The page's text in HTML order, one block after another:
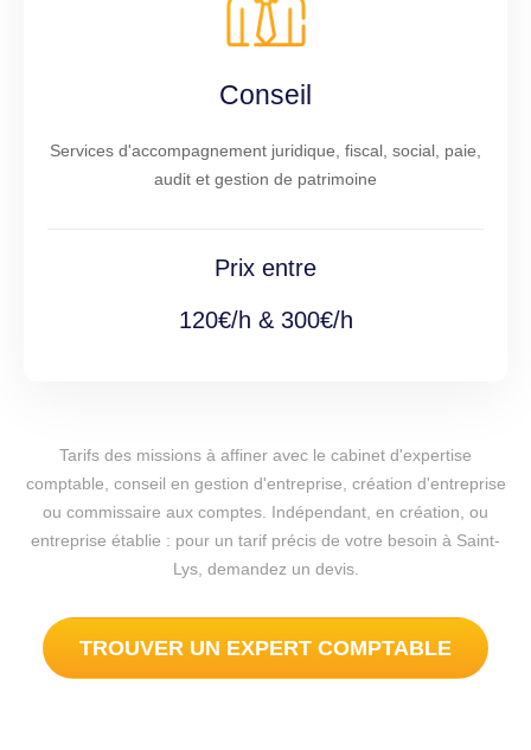
Conseil
Services d'accompagnement juridique, fiscal, social, paie,
audit et gestion de patrimoine
Prix entre
120€/h & 300€/h
Tarifs des missions à affiner avec le cabinet d'expertise
comptable, conseil en gestion d'entreprise, création d'entreprise
ou commissaire aux comptes. Indépendant, en création, ou
entreprise établie : pour un tarif précis de votre besoin à Saint-
Lys, demandez un devis.
TROUVER UN EXPERT COMPTABLE